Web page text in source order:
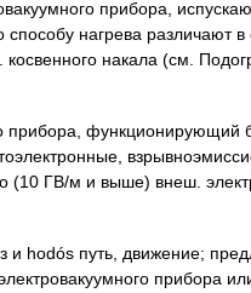
прибора,
нагрева различают в
косвенного накала (см.
прибора, функционирующий
(10 ГВ/м и выше) внеш.
и hodós путь, движение;
прибора или